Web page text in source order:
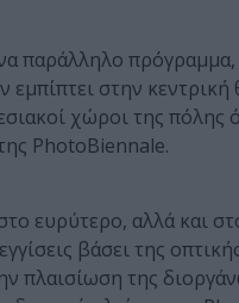
παράλληλο
στην κεντρική
χώροι της πόλης
PhotoBiennale.
ευρύτερο, αλλά και
βάσει της
πλαισίωση της